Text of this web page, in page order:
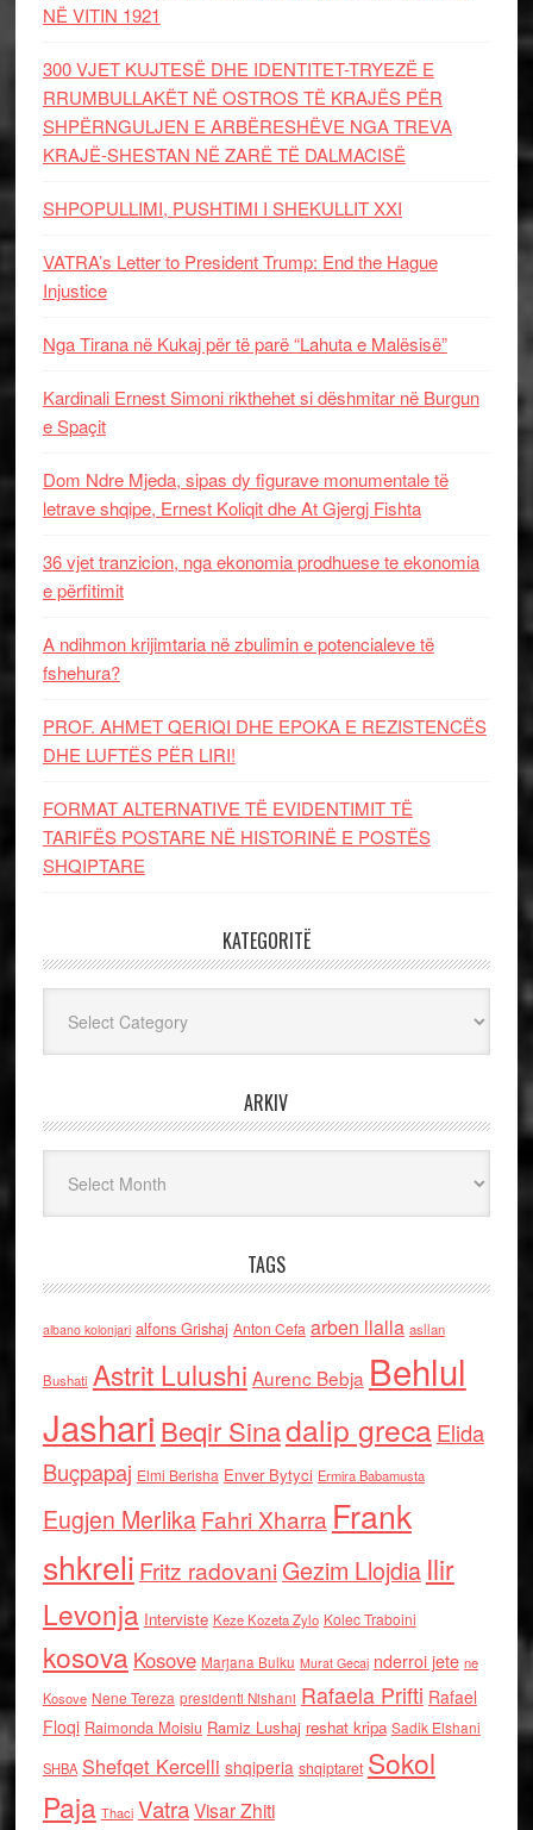
NË VITIN 1921
300 VJET KUJTESË DHE IDENTITET-TRYEZË E
RRUMBULLAKËT NË OSTROS TË KRAJËS PËR
SHPËRNGULJEN E ARBËRESHËVE NGA TREVA
KRAJË-SHESTAN NË ZARË TË DALMACISË
SHPOPULLIMI, PUSHTIMI I SHEKULLIT XXI
VATRA’s Letter to President Trump: End the Hague
Injustice
Nga Tirana në Kukaj për të parë “Lahuta e Malësisë”
Kardinali Ernest Simoni rikthehet si dëshmitar në Burgun
e Spaçit
Dom Ndre Mjeda, sipas dy figurave monumentale të
letrave shqipe, Ernest Koliqit dhe At Gjergj Fishta
36 vjet tranzicion, nga ekonomia prodhuese te ekonomia
e përfitimit
A ndihmon krijimtaria në zbulimin e potencialeve të
fshehura?
PROF. AHMET QERIQI DHE EPOKA E REZISTENCЁS
DHE LUFTЁS PЁR LIRI!
FORMAT ALTERNATIVE TË EVIDENTIMIT TË
TARIFËS POSTARE NË HISTORINË E POSTËS
SHQIPTARE
KATEGORITË
ARKIV
TAGS
albano kolonjari alfons Grishaj Anton Cefa arben llalla asllan
Bushati Astrit Lulushi Aurenc Bebja Behlul
Jashari Beqir Sinadalip grecaElida
Buçpapaj Elmi Berisha Enver Bytyci Ermira Babamusta
Eugjen MerlikaFahri Xharra Frank
shkreli Fritz radovaniGezim Llojdia Ilir
Levonja Interviste Keze Kozeta Zylo Kolec Traboini
kosova Kosove Marjana Bulku Murat Gecaj nderroi jete ne
Kosove Nene Tereza presidenti Nishani Rafaela Prifti Rafael
Floqi Raimonda Moisiu Ramiz Lushaj reshat kripa Sadik Elshani
SHBA Shefqet Kercelli shqiperia shqiptaret Sokol
Paja Thaci VatraVisar Zhiti